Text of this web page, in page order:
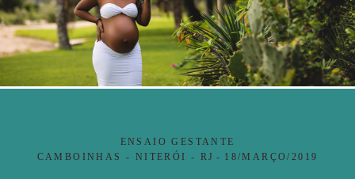
ENSAIO GESTANTE
CAMBOINHAS - NITERÓI - RJ
18/MARÇO/2019